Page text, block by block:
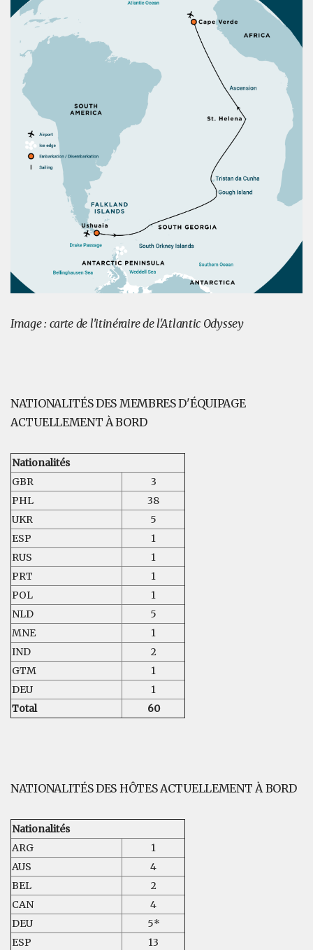
Image : carte de l'itinéraire de l'Atlantic Odyssey
NATIONALITÉS DES MEMBRES D'ÉQUIPAGE
ACTUELLEMENT À BORD
Nationalités
GBR
3
PHL
38
UKR
5
ESP
1
RUS
1
PRT
1
POL
1
NLD
5
MNE
1
IND
2
GTM
1
DEU
1
Total
60
NATIONALITÉS DES HÔTES ACTUELLEMENT À BORD
Nationalités
ARG
1
AUS
4
BEL
2
CAN
4
DEU
5*
ESP
13